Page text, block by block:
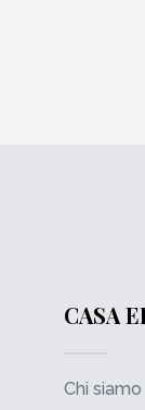
CASA
Chi siamo